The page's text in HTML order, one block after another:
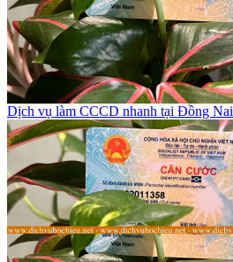
Dịch vụ làm CCCD nhanh tại Đồng Nai